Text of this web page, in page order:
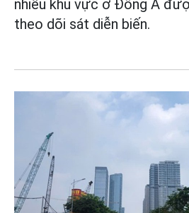
nhiều khu vực ở Đông Á
theo dõi sát diễn biến.